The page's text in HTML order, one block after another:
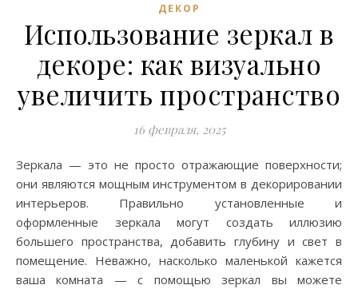
ДЕКОР
Использование зеркал в
декоре: как визуально
увеличить пространство
16 февраля, 2025
Зеркала — это не просто отражающие поверхности;
они являются мощным инструментом в декорировании
интерьеров. Правильно установленные и
оформленные зеркала могут создать иллюзию
большего пространства, добавить глубину и свет в
помещение. Неважно, насколько маленькой кажется
ваша комната — с помощью зеркал вы можете